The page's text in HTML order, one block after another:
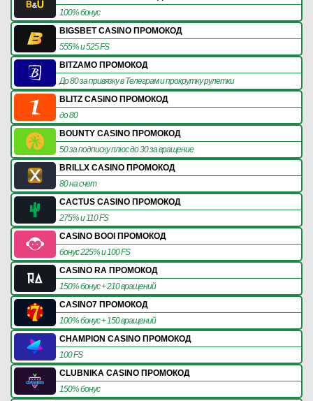
100% бонус
BIGSBET CASINO ПРОМОКОД
555% и 525 FS
BITZAMO ПРОМОКОД
До 80 за привязку в Телеграм и прокрутку рулетки
BLITZ CASINO ПРОМОКОД
до 80
BOUNTY CASINO ПРОМОКОД
50 за подписку плюс до 30 за вращение
BRILLX CASINO ПРОМОКОД
80 на счет
CACTUS CASINO ПРОМОКОД
275% и 110 FS
CASINO BOOI ПРОМОКОД
бонус 225% и 100 FS
CASINO RA ПРОМОКОД
150% бонус + 210 вращений
CASINO7 ПРОМОКОД
100% бонус + 150 вращений
CHAMPION CASINO ПРОМОКОД
100 FS
CLUBNIKA CASINO ПРОМОКОД
150% бонус